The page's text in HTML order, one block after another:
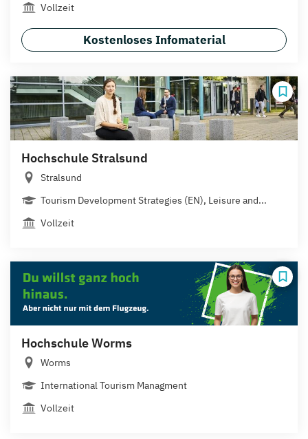
Vollzeit
Kostenloses Infomaterial
Hochschule Stralsund
Stralsund
Tourism Development Strategies (EN), Leisure and...
Vollzeit
Hochschule Worms
Worms
International Tourism Managment
Vollzeit